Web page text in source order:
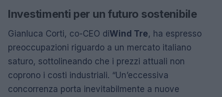
Investimenti per un futuro sostenibile
Gianluca Corti, co-CEO diWind Tre, ha espresso
preoccupazioni riguardo a un mercato italiano
saturo, sottolineando che i prezzi attuali non
coprono i costi industriali. “Un’eccessiva
concorrenza porta inevitabilmente a nuove